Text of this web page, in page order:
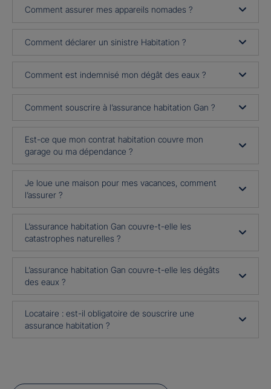
Comment assurer mes appareils nomades ?
Comment déclarer un sinistre Habitation ?
Comment est indemnisé mon dégât des eaux ?
Comment souscrire à l’assurance habitation Gan ?
Est-ce que mon contrat habitation couvre mon
garage ou ma dépendance ?
Je loue une maison pour mes vacances, comment
l’assurer ?
L’assurance habitation Gan couvre-t-elle les
catastrophes naturelles ?
L’assurance habitation Gan couvre-t-elle les dégâts
des eaux ?
Locataire : est-il obligatoire de souscrire une
assurance habitation ?